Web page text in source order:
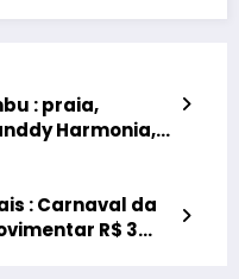
: praia,
Harmonia,
: Carnaval da
R$ 3